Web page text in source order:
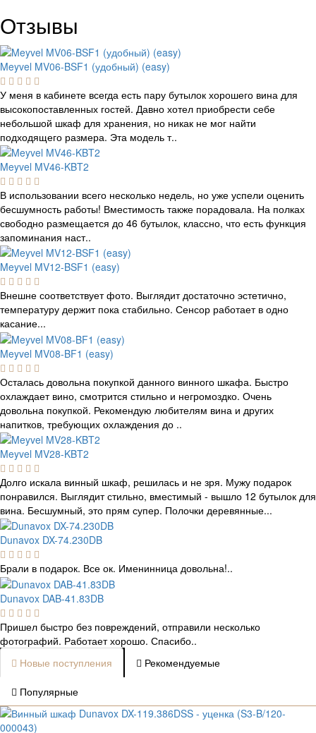
Отзывы
Meyvel MV06-BSF1 (удобный) (easy)
У меня в кабинете всегда есть пару бутылок хорошего вина для
высокопоставленных гостей. Давно хотел приобрести себе
небольшой шкаф для хранения, но никак не мог найти
подходящего размера. Эта модель т..
Meyvel MV46-KBT2
В использовании всего несколько недель, но уже успели оценить
бесшумность работы! Вместимость также порадовала. На полках
свободно размещается до 46 бутылок, классно, что есть функция
запоминания наст..
Meyvel MV12-BSF1 (easy)
Внешне соответствует фото. Выглядит достаточно эстетично,
температуру держит пока стабильно. Сенсор работает в одно
касание...
Meyvel MV08-BF1 (easy)
Осталась довольна покупкой данного винного шкафа. Быстро
охлаждает вино, смотрится стильно и негромоздко. Очень
довольна покупкой. Рекомендую любителям вина и других
напитков, требующих охлаждения до ..
Meyvel MV28-KBT2
Долго искала винный шкаф, решилась и не зря. Мужу подарок
понравился. Выглядит стильно, вместимый - вышло 12 бутылок для
вина. Бесшумный, это прям супер. Полочки деревянные...
Dunavox DX-74.230DB
Брали в подарок. Все ок. Именинница довольна!..
Dunavox DAB-41.83DB
Пришел быстро без повреждений, отправили несколько
фотографий. Работает хорошо. Спасибо..
Новые поступления
Рекомендуемые
Популярные